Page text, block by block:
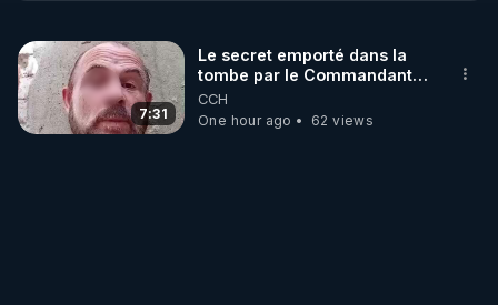
7:31
Le secret emporté dans la
tombe par le Commandant
Cousteau le 25 juin 1997
CCH
One hour ago
62 views